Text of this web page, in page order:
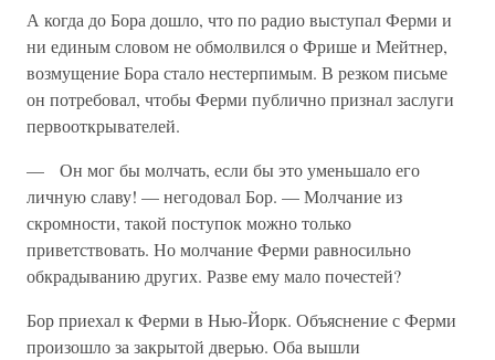
А когда до Бора дошло, что по радио выступал Ферми и
ни единым словом не обмолвился о Фрише и Мейтнер,
возмущение Бора стало нестерпимым. В резком письме
он потребовал, чтобы Ферми публично признал заслуги
первооткрывателей.
— Он мог бы молчать, если бы это уменьшало его
личную славу! — негодовал Бор. — Молчание из
скромности, такой поступок можно только
приветствовать. Но молчание Ферми равносильно
обкрадыванию других. Разве ему мало почестей?
Бор приехал к Ферми в Нью-Йорк. Объяснение с Ферми
произошло за закрытой дверью. Оба вышли